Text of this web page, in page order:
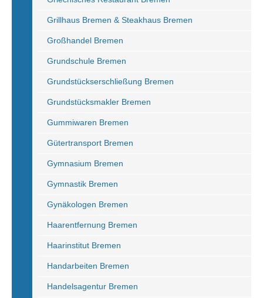
Grillhaus Bremen & Steakhaus Bremen
Großhandel Bremen
Grundschule Bremen
Grundstückserschließung Bremen
Grundstücksmakler Bremen
Gummiwaren Bremen
Gütertransport Bremen
Gymnasium Bremen
Gymnastik Bremen
Gynäkologen Bremen
Haarentfernung Bremen
Haarinstitut Bremen
Handarbeiten Bremen
Handelsagentur Bremen